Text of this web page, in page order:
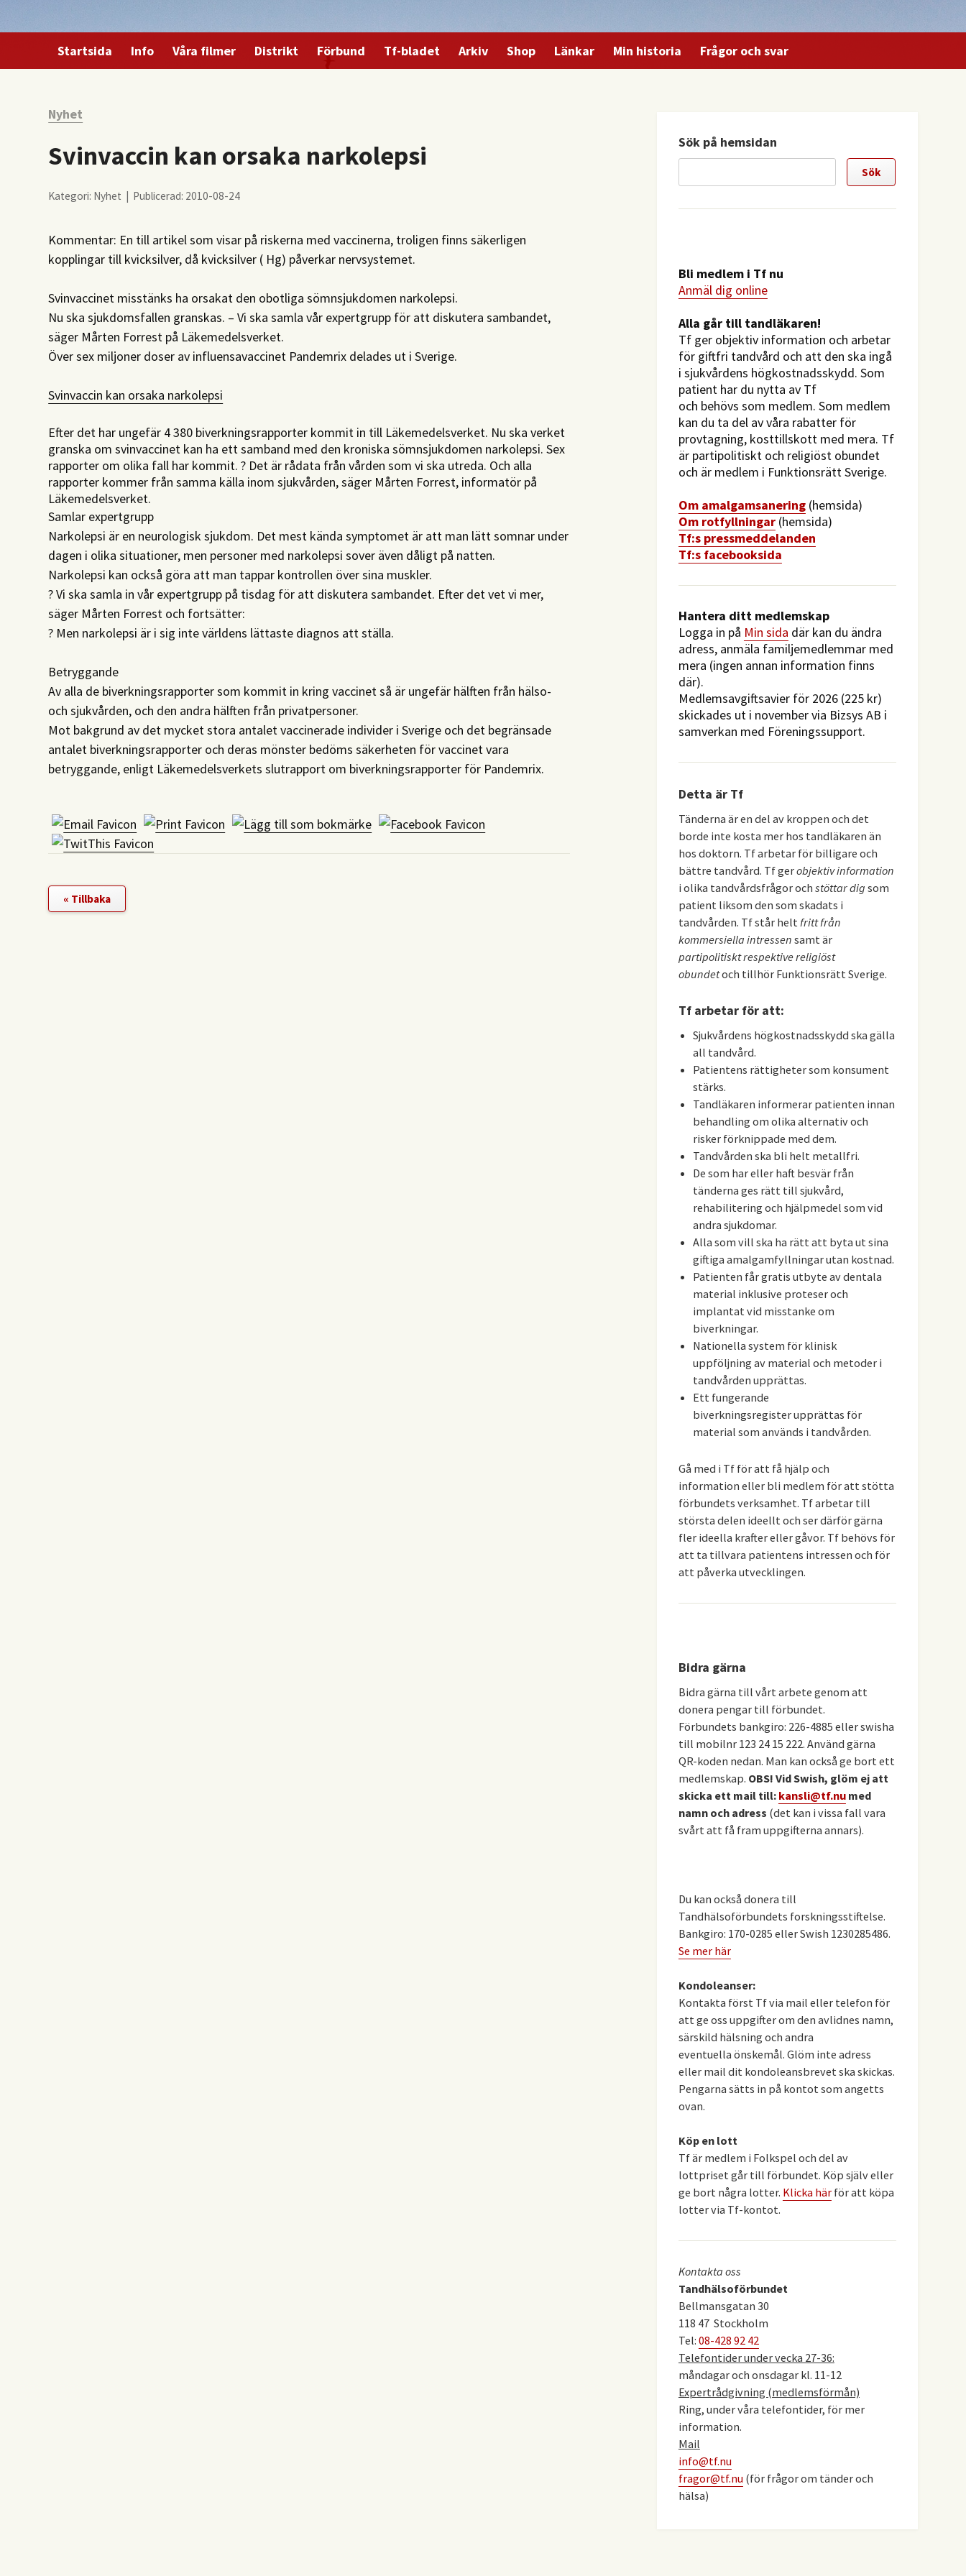
Startsida Info Våra filmer Distrikt Förbund Tf-bladet Arkiv Shop Länkar Min historia Frågor och svar
Nyhet
Svinvaccin kan orsaka narkolepsi
Kategori: Nyhet | Publicerad: 2010-08-24
Kommentar: En till artikel som visar på riskerna med vaccinerna, troligen finns säkerligen
kopplingar till kvicksilver, då kvicksilver ( Hg) påverkar nervsystemet.
Svinvaccinet misstänks ha orsakat den obotliga sömnsjukdomen narkolepsi.
Nu ska sjukdomsfallen granskas. – Vi ska samla vår expertgrupp för att diskutera sambandet,
säger Mårten Forrest på Läkemedelsverket.
Över sex miljoner doser av influensavaccinet Pandemrix delades ut i Sverige.
Svinvaccin kan orsaka narkolepsi
Efter det har ungefär 4 380 biverkningsrapporter kommit in till Läkemedelsverket. Nu ska verket
granska om svinvaccinet kan ha ett samband med den kroniska sömnsjukdomen narkolepsi. Sex
rapporter om olika fall har kommit. ? Det är rådata från vården som vi ska utreda. Och alla
rapporter kommer från samma källa inom sjukvården, säger Mårten Forrest, informatör på
Läkemedelsverket.
Samlar expertgrupp
Narkolepsi är en neurologisk sjukdom. Det mest kända symptomet är att man lätt somnar under
dagen i olika situationer, men personer med narkolepsi sover även dåligt på natten.
Narkolepsi kan också göra att man tappar kontrollen över sina muskler.
? Vi ska samla in vår expertgrupp på tisdag för att diskutera sambandet. Efter det vet vi mer,
säger Mårten Forrest och fortsätter:
? Men narkolepsi är i sig inte världens lättaste diagnos att ställa.
Betryggande
Av alla de biverkningsrapporter som kommit in kring vaccinet så är ungefär hälften från hälso-
och sjukvården, och den andra hälften från privatpersoner.
Mot bakgrund av det mycket stora antalet vaccinerade individer i Sverige och det begränsade
antalet biverkningsrapporter och deras mönster bedöms säkerheten för vaccinet vara
betryggande, enligt Läkemedelsverkets slutrapport om biverkningsrapporter för Pandemrix.
« Tillbaka
Sök på hemsidan
Bli medlem i Tf nu
Anmäl dig online
​Alla går till tandläkaren!
Tf ger objektiv information och arbetar
för giftfri tandvård och att den ska ingå
i sjukvårdens högkostnadsskydd. Som
patient har du nytta av Tf
och behövs som medlem. Som medlem
kan du ta del av våra rabatter för
provtagning, kosttillskott med mera. Tf
är partipolitiskt och religiöst obundet
och är medlem i Funktionsrätt Sverige.
Om amalgamsanering (hemsida)
Om rotfyllningar (hemsida)
​Tf:s pressmeddelanden
Tf:s facebooksida
Hantera ditt medlemskap
Logga in på Min sida där kan du ändra
adress, anmäla familjemedlemmar med
mera (ingen annan information finns
där).
Medlemsavgiftsavier för 2026 (225 kr)
skickades ut i november via Bizsys AB i
samverkan med Föreningssupport.
Detta är Tf
Tänderna är en del av kroppen och det
borde inte kosta mer hos tandläkaren än
hos doktorn. Tf arbetar för billigare och
bättre tandvård. Tf gerobjektiv information
i olika tandvårdsfrågor och stöttar dig som
patient liksom den som skadats i
tandvården. Tf står helt fritt från
kommersiella intressen samt är
partipolitiskt respektive religiöst
obundetoch tillhör Funktionsrätt Sverige.
Tf arbetar för att:
Sjukvårdens högkostnadsskydd ska gälla
all tandvård.
Patientens rättigheter som konsument
stärks.
Tandläkaren informerar patienten innan
behandling om olika alternativ och
risker förknippade med dem.
Tandvården ska bli helt metallfri.
De som har eller haft besvär från
tänderna ges rätt till sjukvård,
rehabilitering och hjälpmedel som vid
andra sjukdomar.
Alla som vill ska ha rätt att byta ut sina
giftiga amalgamfyllningar utan kostnad.
Patienten får gratis utbyte av dentala
material inklusive proteser och
implantat vid misstanke om
biverkningar.
Nationella system för klinisk
uppföljning av material och metoder i
tandvården upprättas.
Ett fungerande
biverkningsregister upprättas för
material som används i tandvården.
Gå med i Tf för att få hjälp och
information eller bli medlem för att stötta
förbundets verksamhet. Tf arbetar till
största delen ideellt och ser därför gärna
fler ideella krafter eller gåvor. Tf behövs för
att ta tillvara patientens intressen och för
att påverka utvecklingen.
Bidra gärna
Bidra gärna till vårt arbete genom att
donera pengar till förbundet.
Förbundets bankgiro: 226-4885 eller swisha
till mobilnr 123 24 15 222. Använd gärna
QR-koden nedan. Man kan också ge bort ett
medlemskap. OBS! Vid Swish, glöm ej att
skicka ett mail till: kansli@tf.numed
namn och adress (det kan i vissa fall vara
svårt att få fram uppgifterna annars).
Du kan också donera till
Tandhälsoförbundets forskningsstiftelse.
Bankgiro: 170-0285 eller Swish 1230285486.
Se mer här
Kondoleanser:
Kontakta först Tf via mail eller telefon för
att ge oss uppgifter om den avlidnes namn,
särskild hälsning och andra
eventuella önskemål. Glöm inte adress
eller mail dit kondoleansbrevet ska skickas.
Pengarna sätts in på kontot som angetts
ovan.
Köp en lott
Tf är medlem i Folkspel och del av
lottpriset går till förbundet. Köp själv eller
ge bort några lotter. Klicka härför att köpa
lotter via Tf-kontot.
Kontakta oss
Tandhälsoförbundet
Bellmansgatan 30
118 47 Stockholm
Tel: 08-428 92 42
Telefontider under vecka 27-36:
måndagar och onsdagar kl. 11-12
Expertrådgivning (medlemsförmån)
Ring, under våra telefontider, för mer
information.
Mail
info@tf.nu
fragor@tf.nu(för frågor om tänder och
hälsa)